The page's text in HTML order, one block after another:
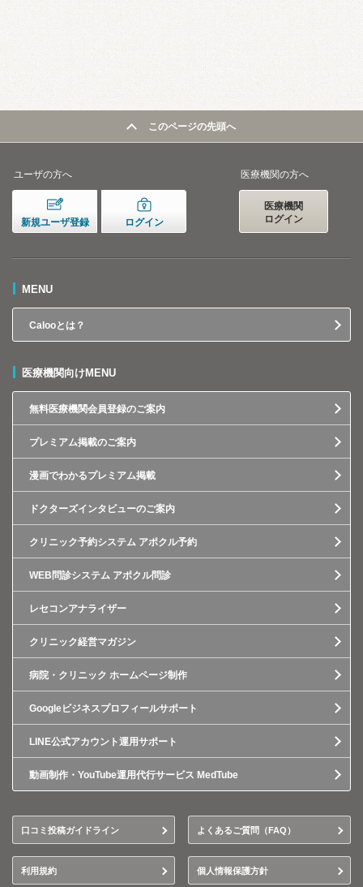
このページの先頭へ
ユーザの方へ
新規ユーザ登録 ログイン
医療機関の方へ
医療機関
ログイン
MENU
Calooとは？
医療機関向けMENU
無料医療機関会員登録のご案内
プレミアム掲載のご案内
漫画でわかるプレミアム掲載
ドクターズインタビューのご案内
クリニック予約システム アポクル予約
WEB問診システム アポクル問診
レセコンアナライザー
クリニック経営マガジン
病院・クリニック ホームページ制作
Googleビジネスプロフィールサポート
LINE公式アカウント運用サポート
動画制作・YouTube運用代行サービス MedTube
口コミ投稿ガイドライン よくあるご質問（FAQ）
利用規約 個人情報保護方針